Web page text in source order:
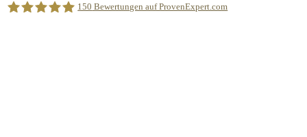
oben
scrollen
150 Bewertungen auf ProvenExpert.com